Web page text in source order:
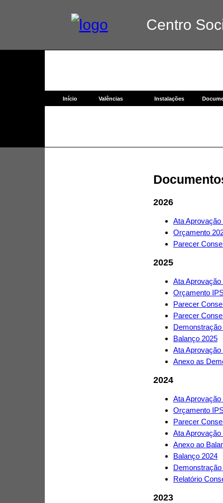
Centro
Início Valências Instalações
2026
Ata
Orçamento
Parecer
2025
Ata
Orçamento
Parecer
Parecer
Balanço 2025
Ata
Anexo as
2024
Ata
Orçamento
Parecer
Ata
Anexo ao
Balanço 2024
Relatório
2023